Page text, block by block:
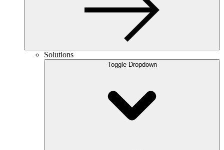
Solutions
Toggle Dropdown